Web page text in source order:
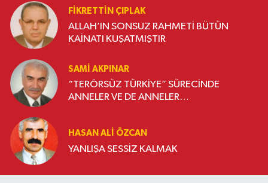
FIKRETTIN ÇIPLAK
ALLAH’IN SONSUZ RAHMETİ BÜTÜN
KAİNATI KUŞATMIŞTIR
SAMI AKPINAR
“TERÖRSÜZ TÜRKİYE” SÜRECİNDE
ANNELER VE DE ANNELER…
HASAN ALI ÖZCAN
YANLIŞA SESSİZ KALMAK